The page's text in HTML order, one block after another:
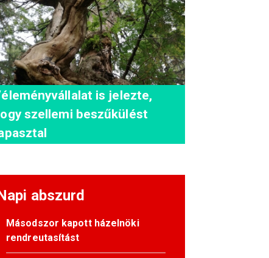
is jelezte,
szellemi beszűkülést
abszurd
Másodszor kapott házelnöki
rendreutasítást